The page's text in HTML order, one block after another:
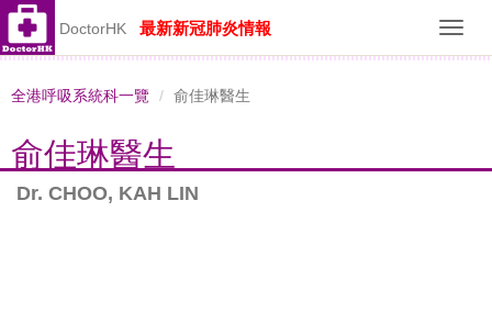
DoctorHK 最新新冠肺炎情報
全港呼吸系統科一覽 俞佳琳醫生
俞佳琳醫生
Dr. CHOO, KAH LIN